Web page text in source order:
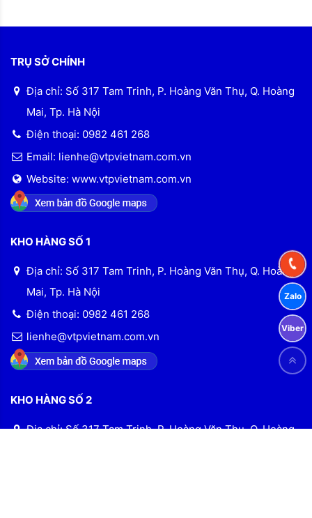
TRỤ SỞ CHÍNH
Địa chỉ: Số 317 Tam Trinh, P. Hoàng Văn Thụ, Q. Hoàng
Mai, Tp. Hà Nội
Điện thoại: 0982 461 268
Email: lienhe@vtpvietnam.com.vn
Website: www.vtpvietnam.com.vn
KHO HÀNG SỐ 1
Địa chỉ: Số 317 Tam Trinh, P. Hoàng Văn Thụ, Q. Hoàng
Mai, Tp. Hà Nội
Điện thoại: 0982 461 268
lienhe@vtpvietnam.com.vn
KHO HÀNG SỐ 2
Địa chỉ: Số 317 Tam Trinh, P. Hoàng Văn Thụ, Q. Hoàng